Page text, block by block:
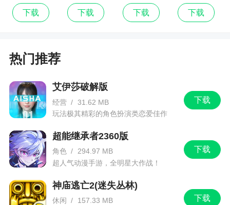
下载 下载
想大陆
下载
果蔬菜
下载
热门推荐
下载
艾伊莎破解版
经营 / 31.62 MB
玩法极其精彩的角色扮演类恋爱佳作
下载
超能继承者2360版
角色 /
294.97 MB
超人气动漫手游，全明星大作战！
下载
神庙逃亡2(迷失丛林)
休闲 /
157.33 MB